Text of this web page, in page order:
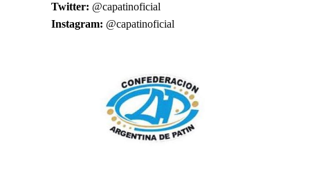
Twitter: @capatinoficial
Instagram: @capatinoficial